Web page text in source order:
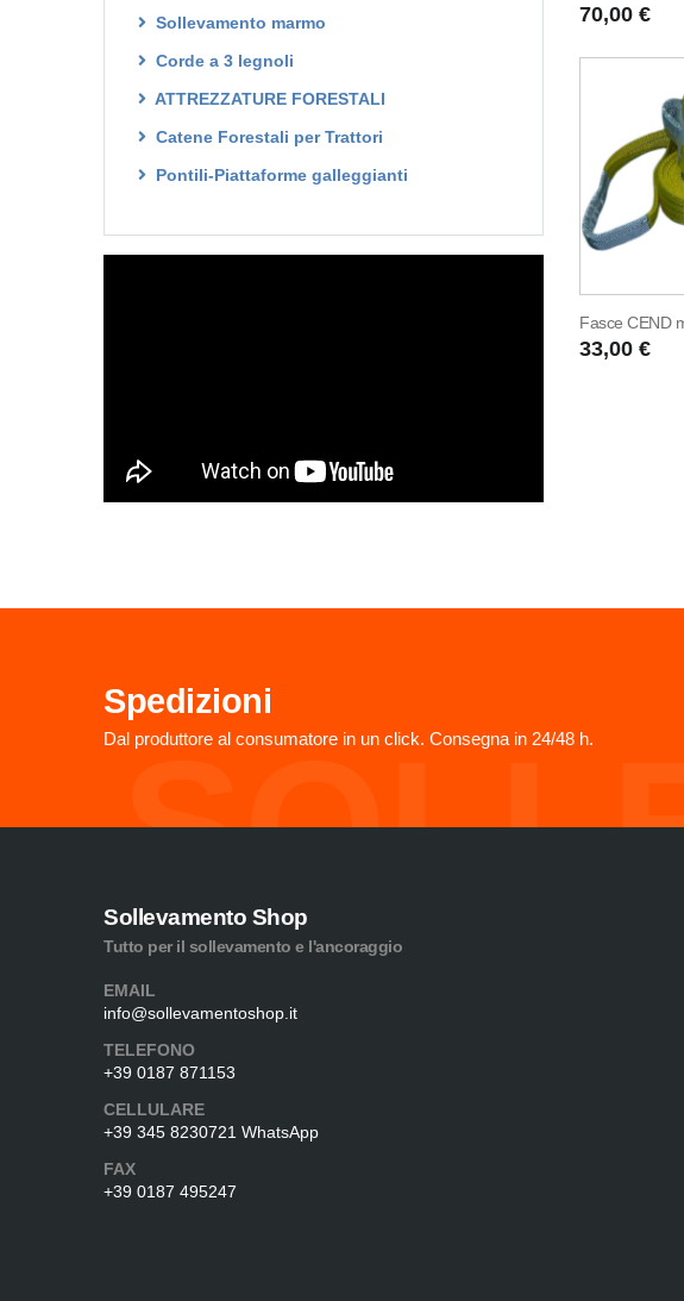
Sollevamento marmo
Corde a 3 legnoli
ATTREZZATURE FORESTALI
Catene Forestali per Trattori
Pontili-Piattaforme galleggianti
70,00 €
Fasce CEND
33,00 €
Spedizioni
Dal produttore al consumatore in un click. Consegna in 24/48 h.
Sollevamento Shop
Tutto per il sollevamento e l'ancoraggio
EMAIL
info@sollevamentoshop.it
TELEFONO
+39 0187 871153
CELLULARE
+39 345 8230721 WhatsApp
FAX
+39 0187 495247